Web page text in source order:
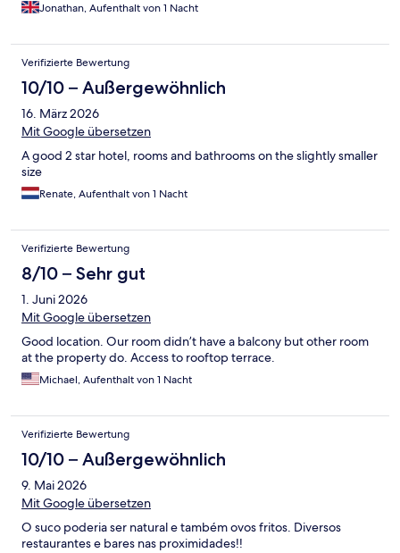
Jonathan, Aufenthalt von 1 Nacht
Verifizierte Bewertung
10/10 – Außergewöhnlich
16. März 2026
Mit Google übersetzen
A good 2 star hotel, rooms and bathrooms on the slightly smaller
size
Renate, Aufenthalt von 1 Nacht
Verifizierte Bewertung
8/10 – Sehr gut
1. Juni 2026
Mit Google übersetzen
Good location. Our room didn’t have a balcony but other room
at the property do. Access to rooftop terrace.
Michael, Aufenthalt von 1 Nacht
Verifizierte Bewertung
10/10 – Außergewöhnlich
9. Mai 2026
Mit Google übersetzen
O suco poderia ser natural e também ovos fritos. Diversos
restaurantes e bares nas proximidades!!